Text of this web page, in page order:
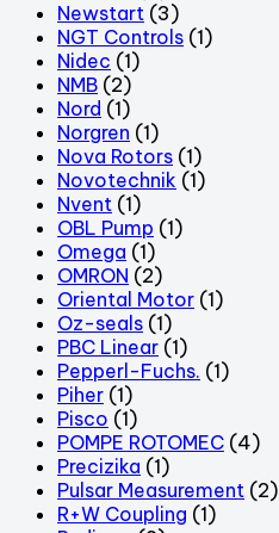
Newstart (3)
NGT Controls (1)
Nidec (1)
NMB (2)
Nord (1)
Norgren (1)
Nova Rotors (1)
Novotechnik (1)
Nvent (1)
OBL Pump (1)
Omega (1)
OMRON (2)
Oriental Motor (1)
Oz-seals (1)
PBC Linear (1)
Pepperl-Fuchs. (1)
Piher (1)
Pisco (1)
POMPE ROTOMEC (4)
Precizika (1)
Pulsar Measurement (2)
R+W Coupling (1)